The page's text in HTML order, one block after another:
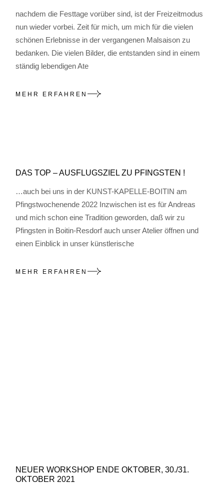
nachdem die Festtage vorüber sind, ist der Freizeitmodus
nun wieder vorbei. Zeit für mich, um mich für die vielen
schönen Erlebnisse in der vergangenen Malsaison zu
bedanken. Die vielen Bilder, die entstanden sind in einem
ständig lebendigen Ate
MEHR ERFAHREN
DAS TOP – AUSFLUGSZIEL ZU PFINGSTEN !
…auch bei uns in der KUNST-KAPELLE-BOITIN am
Pfingstwochenende 2022 Inzwischen ist es für Andreas
und mich schon eine Tradition geworden, daß wir zu
Pfingsten in Boitin-Resdorf auch unser Atelier öffnen und
einen Einblick in unser künstlerische
MEHR ERFAHREN
NEUER WORKSHOP ENDE OKTOBER, 30./31.
OKTOBER 2021